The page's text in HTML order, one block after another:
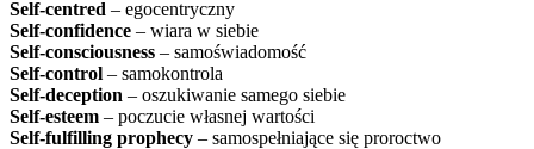
Self-centred – egocentryczny
Self-confidence – wiara w siebie
Self-consciousness – samoświadomość
Self-control – samokontrola
Self-deception – oszukiwanie samego siebie
Self-esteem – poczucie własnej wartości
Self-fulfilling prophecy – samospełniające się proroctwo